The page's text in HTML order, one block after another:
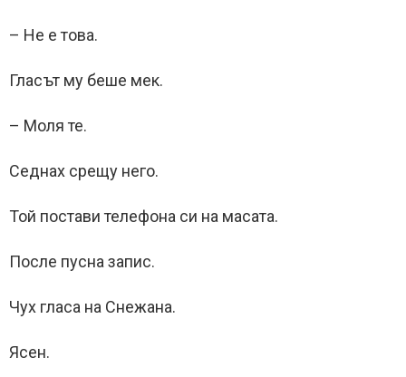
– Не е това.
Гласът му беше мек.
– Моля те.
Седнах срещу него.
Той постави телефона си на масата.
После пусна запис.
Чух гласа на Снежана.
Ясен.